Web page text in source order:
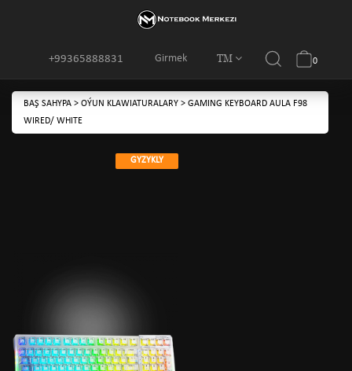
Girmek TM
+99365888831 0
BAŞ SAHYPA > OÝUN KLAWIATURALARY > GAMING KEYBOARD AULA F98
WIRED/ WHITE
GYZYKLY